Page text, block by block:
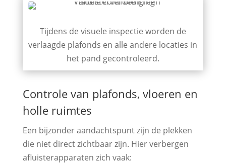
Tijdens de visuele inspectie worden de
verlaagde plafonds en alle andere locaties in
het pand gecontroleerd.
Controle van plafonds, vloeren en
holle ruimtes
Een bijzonder aandachtspunt zijn de plekken
die niet direct zichtbaar zijn. Hier verbergen
afluisterapparaten zich vaak: